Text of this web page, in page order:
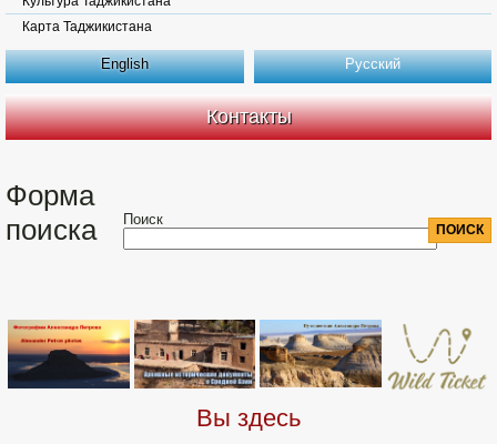
Карта Таджикистана
English Русский
Контакты
Форма
поиска
Поиск
Вы здесь